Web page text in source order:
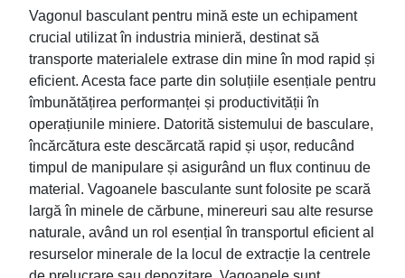
Vagonul basculant pentru mină este un echipament
crucial utilizat în industria minieră, destinat să
transporte materialele extrase din mine în mod rapid și
eficient. Acesta face parte din soluțiile esențiale pentru
îmbunătățirea performanței și productivității în
operațiunile miniere. Datorită sistemului de basculare,
încărcătura este descărcată rapid și ușor, reducând
timpul de manipulare și asigurând un flux continuu de
material. Vagoanele basculante sunt folosite pe scară
largă în minele de cărbune, minereuri sau alte resurse
naturale, având un rol esențial în transportul eficient al
resurselor minerale de la locul de extracție la centrele